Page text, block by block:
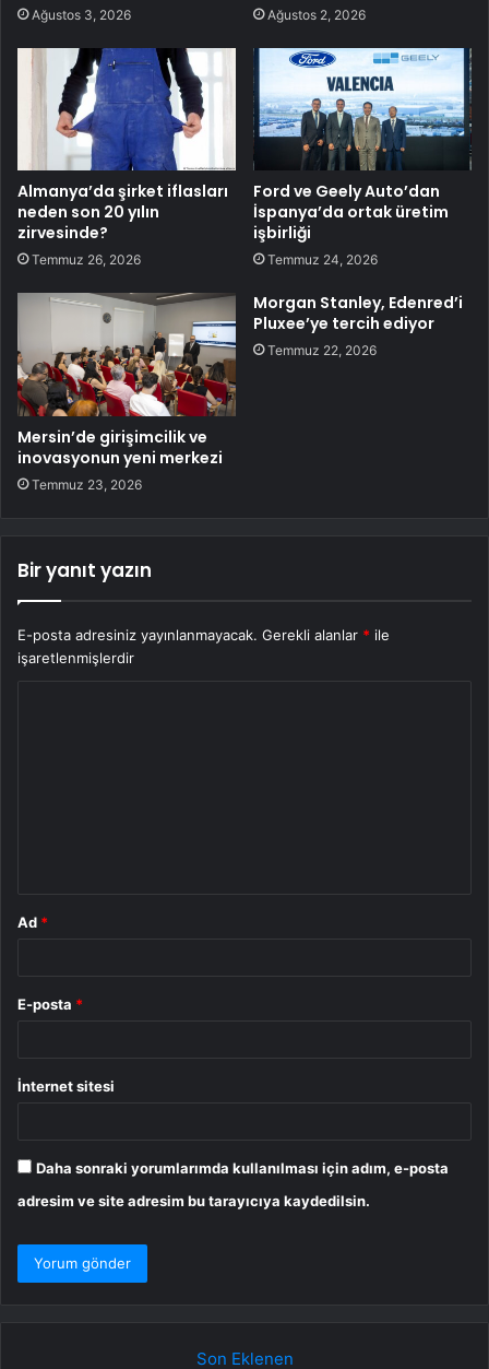
Ağustos 3, 2026 Ağustos 2, 2026
Almanya’da şirket iflasları
neden son 20 yılın
zirvesinde?
Temmuz 26, 2026
Ford ve Geely Auto’dan
İspanya’da ortak üretim
işbirliği
Temmuz 24, 2026
Mersin’de girişimcilik ve
inovasyonun yeni merkezi
Temmuz 23, 2026
Morgan Stanley, Edenred’i
Pluxee’ye tercih ediyor
Temmuz 22, 2026
Bir yanıt yazın
E-posta adresiniz yayınlanmayacak. Gerekli alanlar * ile
işaretlenmişlerdir
Ad *
E-posta *
İnternet sitesi
Daha sonraki yorumlarımda kullanılması için adım, e-posta
adresim ve site adresim bu tarayıcıya kaydedilsin.
Son Eklenen